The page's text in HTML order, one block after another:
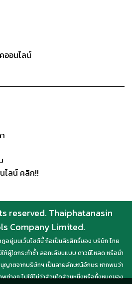
ออนไลน์
ไลน์ คลิก!!
reserved. Thaiphatanasin
Company Limited.
อยู่บนเว็บไซต์นี้ ถือเป็นลิขสิทธิ์ของ บริษัท ไทย
ผู้ใดกระทำซ้ำ ลอกเลียนแบบ ดาวน์โหลด หรือนำ
นุญาตจากบริษัทฯ เป็นลายลักษณ์อักษร หากพบว่า
พต่างๆ ไปใช้ไม่ว่าส่วนใดส่วนหนึ่งหรือทั้งหมดของ